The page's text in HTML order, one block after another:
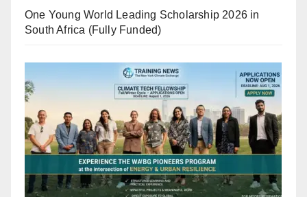
One Young World Leading Scholarship 2026 in
South Africa (Fully Funded)